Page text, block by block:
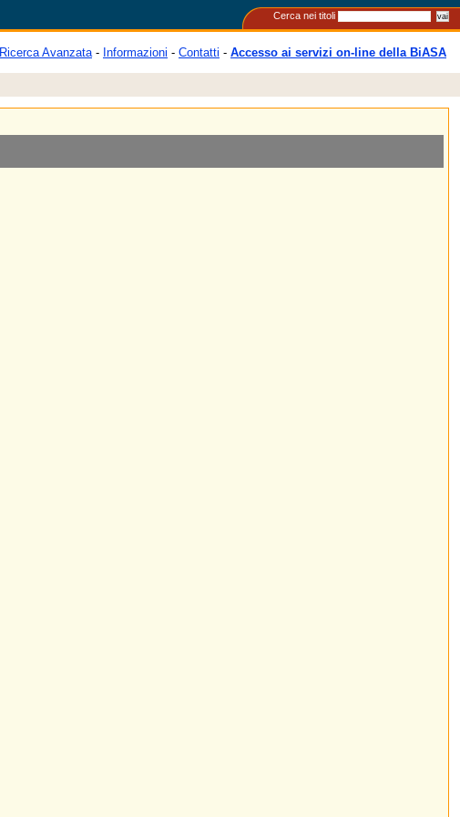
Cerca nei titoli
Ricerca Avanzata- Informazioni - Contatti - Accesso ai servizi on-line della BiASA